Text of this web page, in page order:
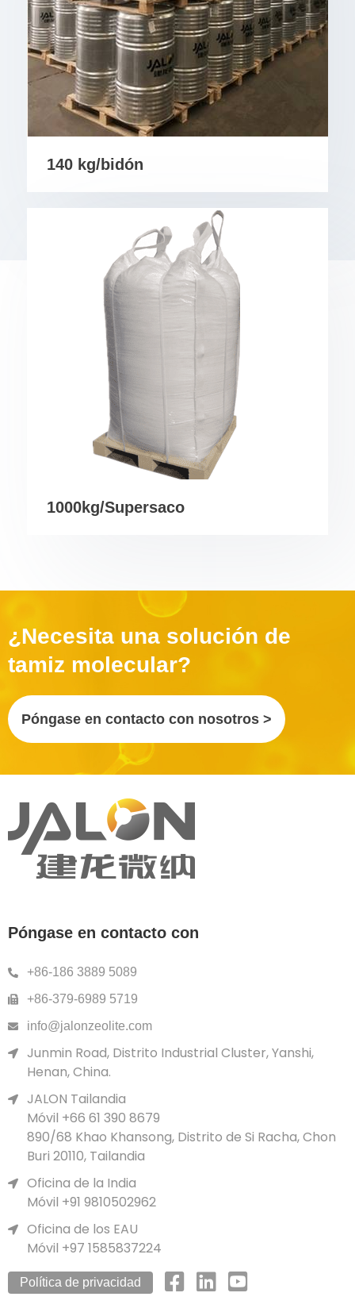
140 kg/bidón
1000kg/Supersaco
¿Necesita una solución de
tamiz molecular?
Póngase en contacto con nosotros >
Póngase en contacto con
+86-186 3889 5089
+86-379-6989 5719
info@jalonzeolite.com
Junmin Road, Distrito Industrial Cluster, Yanshi,
Henan, China.
JALON Tailandia
Móvil +66 61 390 8679
890/68 Khao Khansong, Distrito de Si Racha, Chon
Buri 20110, Tailandia
Oficina de la India
Móvil +91 9810502962
Oficina de los EAU
Móvil +97 1585837224
Política de privacidad